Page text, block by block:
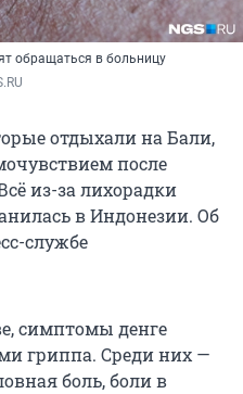
обращаться в больницу
отдыхали на Бали,
после
из-за лихорадки
в Индонезии. Об
службе
симптомы денге
гриппа. Среди них —
боль, боли в